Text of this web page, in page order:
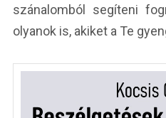
szánalomból segíteni
olyanok is, akiket a Te